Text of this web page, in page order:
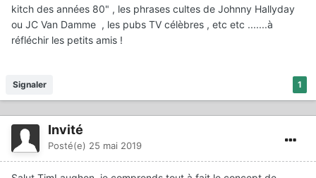
kitch des années 80" , les phrases cultes de Johnny Hallyday
ou JC Van Damme , les pubs TV célèbres , etc etc .......à
réfléchir les petits amis !
1
Signaler
Invité
Posté(e) 25 mai 2019